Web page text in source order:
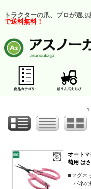
トラクターの爪、プロが選
で送料無料！
1
オート
萄用 は
■マグネ
バネの